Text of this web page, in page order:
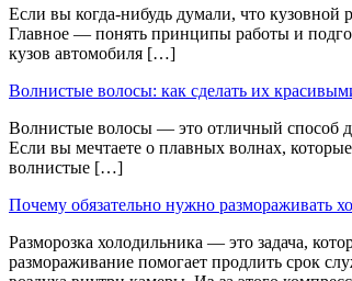
Если вы когда-нибудь думали, что
Главное — понять принципы работы и
кузов автомобиля […]
Волнистые волосы: как сделать их
Волнистые волосы — это отличный способ
Если вы мечтаете о плавных волнах,
волнистые […]
Почему обязательно нужно размораживать
Разморозка холодильника — это задача,
размораживание помогает продлить срок